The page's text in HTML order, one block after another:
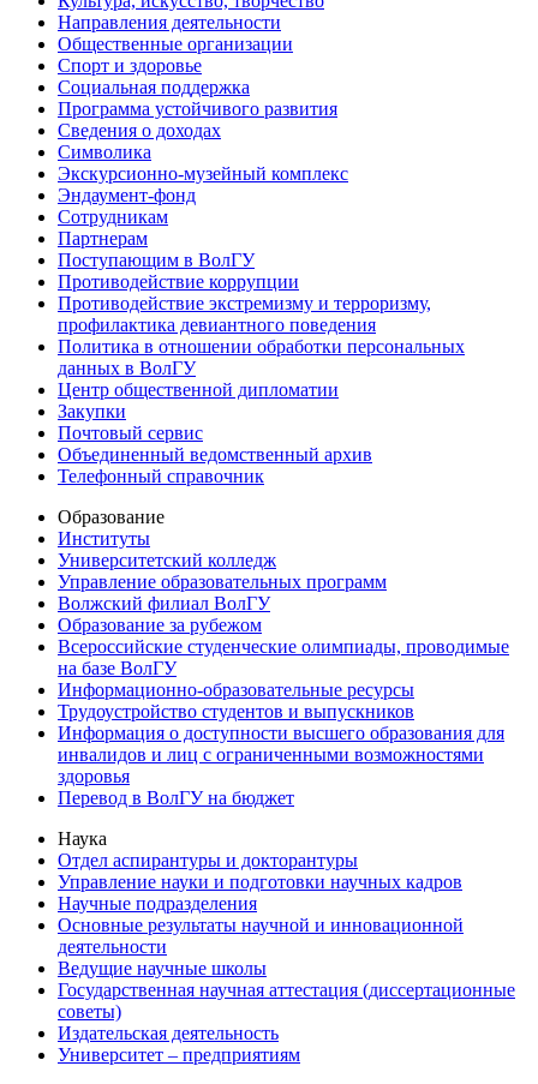
Направления деятельности
Общественные организации
Спорт и здоровье
Социальная поддержка
Программа устойчивого развития
Сведения о доходах
Символика
Экскурсионно-музейный комплекс
Эндаумент-фонд
Сотрудникам
Партнерам
Поступающим в ВолГУ
Противодействие коррупции
Противодействие экстремизму и терроризму,
профилактика девиантного поведения
Политика в отношении обработки персональных
данных в ВолГУ
Центр общественной дипломатии
Закупки
Почтовый сервис
Объединенный ведомственный архив
Телефонный справочник
Образование
Институты
Университетский колледж
Управление образовательных программ
Волжский филиал ВолГУ
Образование за рубежом
Всероссийские студенческие олимпиады, проводимые
на базе ВолГУ
Информационно-образовательные ресурсы
Трудоустройство студентов и выпускников
Информация о доступности высшего образования для
инвалидов и лиц с ограниченными возможностями
здоровья
Перевод в ВолГУ на бюджет
Наука
Отдел аспирантуры и докторантуры
Управление науки и подготовки научных кадров
Научные подразделения
Основные результаты научной и инновационной
деятельности
Ведущие научные школы
Государственная научная аттестация (диссертационные
советы)
Издательская деятельность
Университет – предприятиям